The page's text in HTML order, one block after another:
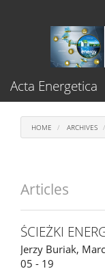
Content
Sidebar
Acta Energetica
HOME ARCHIVES
Articles
ŚCIEŻKI
Jerzy Buriak,
05 - 19